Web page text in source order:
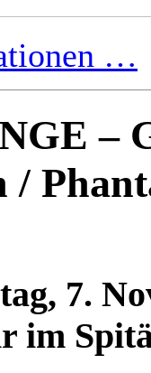
…
–
7.
im